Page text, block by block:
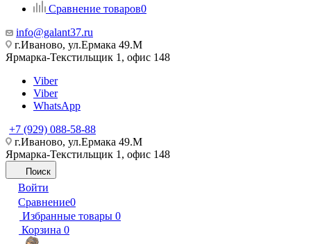
Сравнение товаров0
info@galant37.ru
г.Иваново, ул.Ермака 49.M
Ярмарка-Текстильщик 1, офис 148
Viber
Viber
WhatsApp
+7 (929) 088-58-88
г.Иваново, ул.Ермака 49.M
Ярмарка-Текстильщик 1, офис 148
Поиск
Войти
Сравнение0
Избранные товары 0
Корзина 0